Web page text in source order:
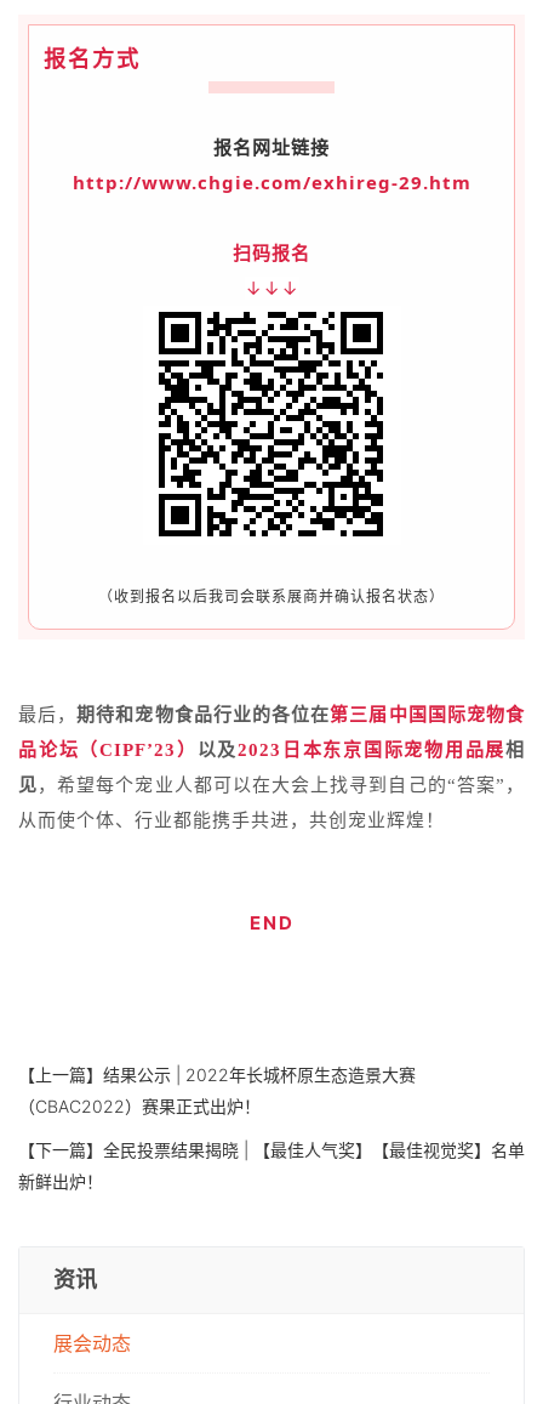
报名方式
报名网址链接
http://www.chgie.com/exhireg-29.htm
扫码报名
↓↓↓
（收到报名以后我司会联系展商并确认报名状态）
最后，期待和宠物食品行业的各位在第三届中国国际宠物食
品论坛（CIPF’23） 以及2023日本东京国际宠物用品展相
见，希望每个宠业人都可以在大会上找寻到自己的“答案”，
从而使个体、行业都能携手共进，共创宠业辉煌！
END
【上一篇】 结果公示 | 2022年长城杯原生态造景大赛
（CBAC2022）赛果正式出炉！
【下一篇】 全民投票结果揭晓 | 【最佳人气奖】【最佳视觉奖】名单
新鲜出炉！
资讯
展会动态